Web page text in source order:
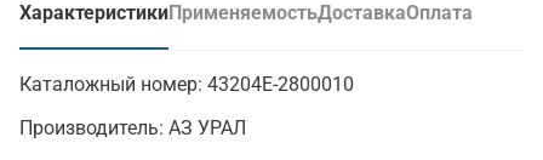
Характеристики
(активная вкладка)
ПрименяемостьДоставкаОплата
Каталожный номер: 43204Е-2800010
Производитель: АЗ УРАЛ